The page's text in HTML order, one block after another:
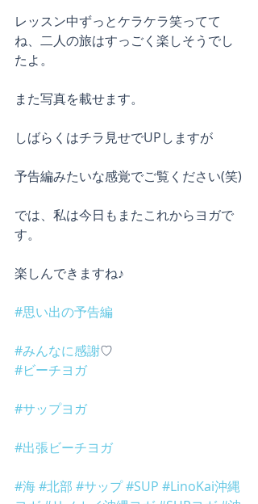
レッスン中ずっとケラケラ笑ってて
ね、二人の旅はすっごく楽しそうでし
たよ。
また写真を載せます。
しばらくはチラ見せでUPしますが
予告編みたいな感覚でご覧ください(笑)
では、私は今日もまたこれからヨガで
す。
楽しんできますね♪
#思い出の予告編
#みんなに感謝♡
#ビーチヨガ
#サップヨガ
#出張ビーチヨガ
#海#北部 #サップ#SUP #LinoKai沖縄